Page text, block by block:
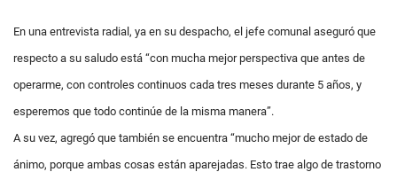
En una entrevista radial, ya en su despacho, el jefe comunal aseguró que
respecto a su saludo está “con mucha mejor perspectiva que antes de
operarme, con controles continuos cada tres meses durante 5 años, y
esperemos que todo continúe de la misma manera”.
A su vez, agregó que también se encuentra “mucho mejor de estado de
ánimo, porque ambas cosas están aparejadas. Esto trae algo de trastorno